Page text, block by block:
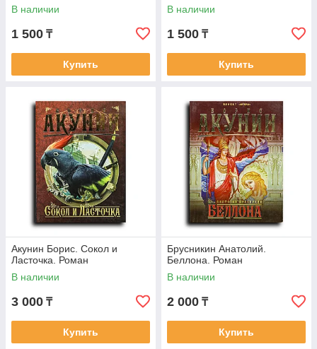
В наличии
1 500 ₸
Купить
В наличии
1 500 ₸
Купить
Акунин Борис. Сокол и
Ласточка. Роман
В наличии
3 000 ₸
Купить
Брусникин Анатолий.
Беллона. Роман
В наличии
2 000 ₸
Купить